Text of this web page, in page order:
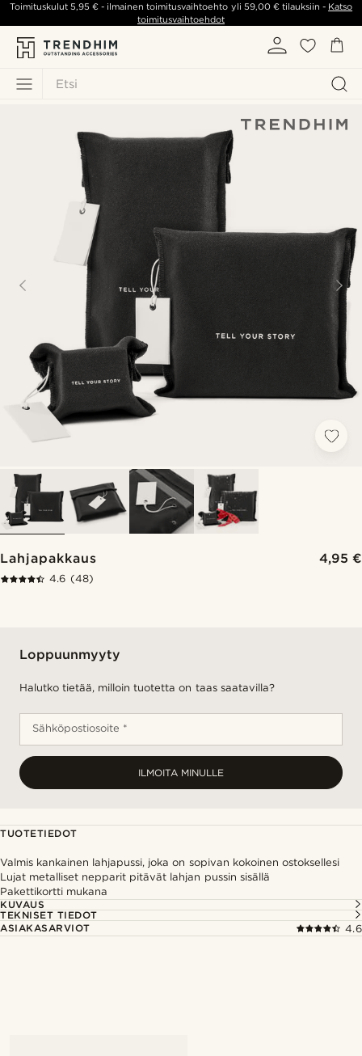
Etsi
Toimituskulut5,95 € - ilmainen toimitusvaihtoehto yli 59,00 €tilauksiin - Katso
toimitusvaihtoehdot
Lahjapakkaus 4,95 €
4.6 (48)
Loppuunmyyty
Halutko tietää, milloin tuotetta on taas saatavilla?
Sähköpostiosoite *
ILMOITA MINULLE
TUOTETIEDOT
Valmis kankainen lahjapussi, joka on sopivan kokoinen ostoksellesi
Lujat metalliset nepparit pitävät lahjan pussin sisällä
Pakettikortti mukana
KUVAUS
TEKNISET TIEDOT
ASIAKASARVIOT
4.6